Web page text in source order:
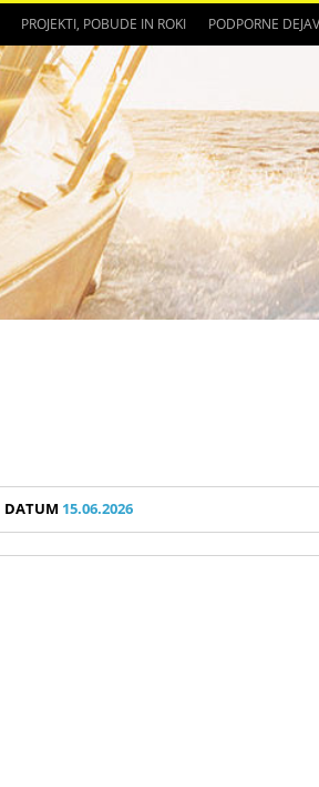
PROJEKTI, POBUDE IN ROKI PODPORNE
DATUM 15.06.2026